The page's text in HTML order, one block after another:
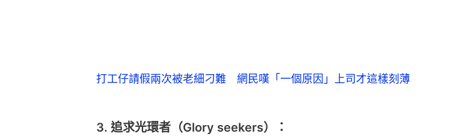
打工仔請假兩次被老細刁難 網民嘆「一個原因」上司才這樣刻薄
3. 追求光環者（Glory seekers）：